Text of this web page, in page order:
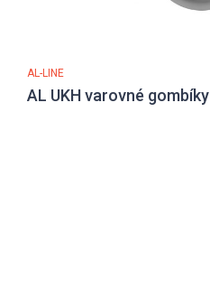
AL-LINE
AL UKH varovné gombíky